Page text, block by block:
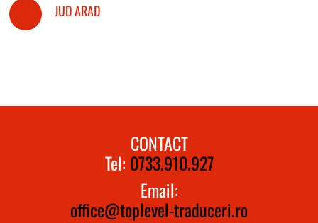
JUD ARAD
CONTACT
Tel: 0733.910.927
Email:
office@toplevel-traduceri.ro